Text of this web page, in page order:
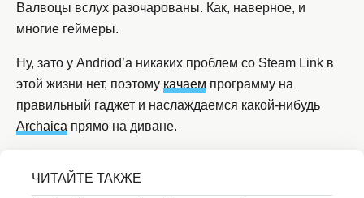
Валвоцы вслух разочарованы. Как, наверное, и
многие геймеры.
Ну, зато у Andriod’а никаких проблем со Steam Link в
этой жизни нет, поэтому качаем программу на
правильный гаджет и наслаждаемся какой-нибудь
Archaica прямо на диване.